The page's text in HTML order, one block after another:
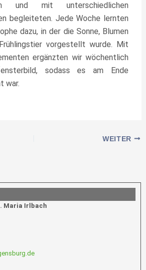
und mit unterschiedlichen
begleiteten. Jede Woche lernten
dazu, in der die Sonne, Blumen
vorgestellt wurde. Mit
ergänzten wir wöchentlich
sodass es am Ende
war.
WEITER
Maria Irlbach